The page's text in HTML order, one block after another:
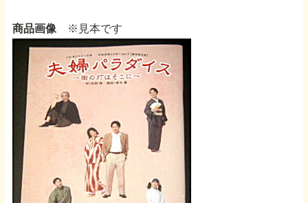
商品画像 ※見本です